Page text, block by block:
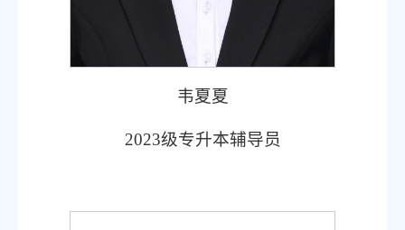
韦夏夏
2023级专升本辅导员